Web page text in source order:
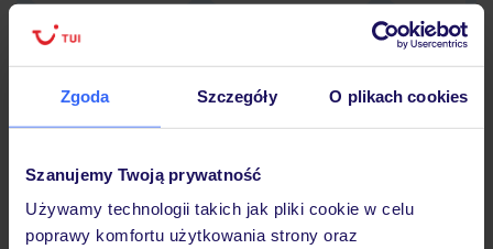
Zgoda Szczegóły O plikach cookies
Szanujemy Twoją prywatność
Używamy technologii takich jak pliki cookie w celu
poprawy komfortu użytkowania strony oraz
Hotel
Opinie